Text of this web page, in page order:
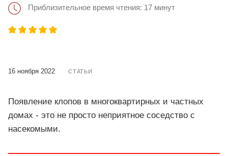
Приблизительное время чтения: 17 минут
16 ноября 2022 СТАТЬИ
Появление клопов в многоквартирных и частных
домах - это не просто неприятное соседство с
насекомыми.